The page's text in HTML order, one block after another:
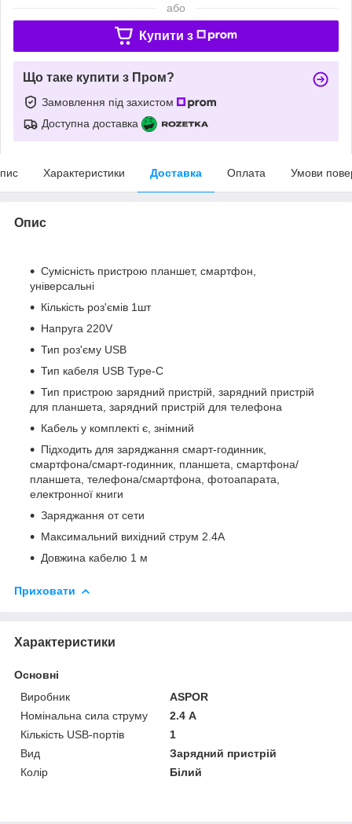
або
Купити з
Що таке купити з Пром?
Замовлення під захистом
Доступна доставка
Характеристики Доставка Оплата Умови
Опис
Сумісність пристрою планшет, смартфон,
універсальні
Кількість роз'ємів 1шт
Напруга 220V
Тип роз'єму USB
Тип кабеля USB Type-C
Тип пристрою зарядний пристрій, зарядний пристрій
для планшета, зарядний пристрій для телефона
Кабель у комплекті є, знімний
Підходить для заряджання смарт-годинник,
смартфона/смарт-годинник, планшета, смартфона/
планшета, телефона/смартфона, фотоапарата,
електронної книги
Заряджання от сети
Максимальний вихідний струм 2.4A
Довжина кабелю 1 м
Приховати
Характеристики
Основні
Виробник
ASPOR
Номінальна сила струму
2.4 А
Кількість USB-портів
1
Вид
Зарядний пристрій
Колір
Білий